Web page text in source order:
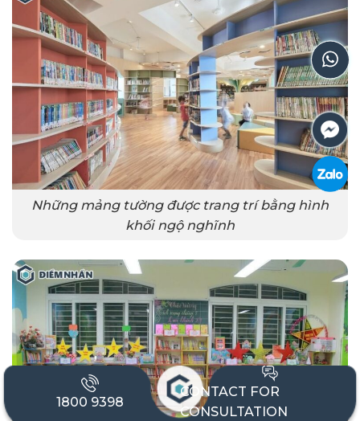
Những mảng tường được trang trí bằng hình
khối ngộ nghĩnh
1800 9398
CONTACT FOR
CONSULTATION